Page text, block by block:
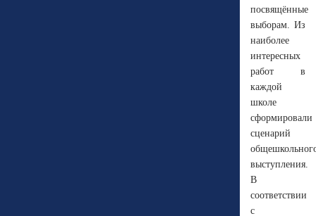
посвящённые
выборам. Из
наиболее
интересных
работ в
каждой
школе
сформировали
сценарий
выступления.
В
соответствии
с